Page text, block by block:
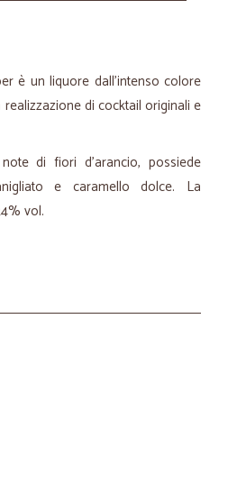
è un liquore dall’intenso colore
di cocktail originali e
di fiori d’arancio, possiede
e caramello dolce. La
vol.